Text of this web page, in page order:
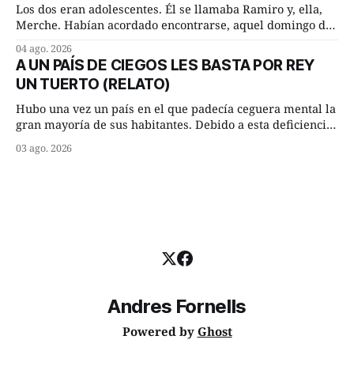
Los dos eran adolescentes. Él se llamaba Ramiro y, ella,
Merche. Habían acordado encontrarse, aquel domingo de
lugar del río que debía este nombre a la pronunciada
curva que la corriente fluvial presentaba en aquel punto.
Habían dispuesto que
04 ago. 2026
A UN PAÍS DE CIEGOS LES BASTA POR REY
UN TUERTO (RELATO)
Hubo una vez un país en el que padecía ceguera mental la
gran mayoría de sus habitantes. Debido a esta deficiencia,
superiores en número a los que no padecían ninguna
03 ago. 2026
Andres Fornells
Powered by Ghost